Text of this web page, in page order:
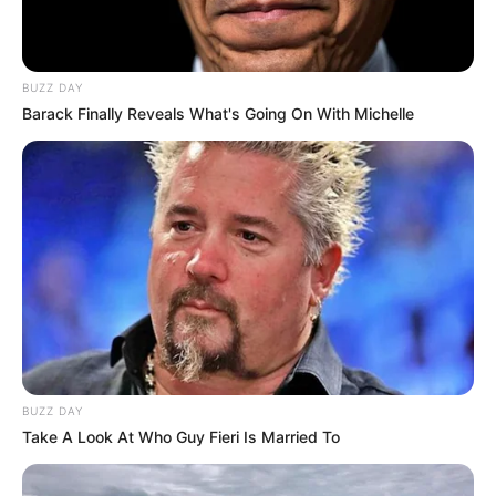
acceso a la pluralidad en los contenidos.
Le puede interesar:Recompensa de hasta $20 millones
Dabeiba
Las líneas de participación incluyen apoyos para la
exhibición de cortometrajes, largometrajes, cine
expandido y obras comunitarias, así como para procesos
de formación de audiencias.
Según la Alcaldía, actualmente, la Convocatoria de
Fomento y Estímulos para el Arte y la Cultura 2025
3.000 participantes,
cifra que representa un
crecimiento significativo frente a los 2.035 del año
anterior.
para la solicitud de mentorías y el cronograma de fechas
BUZZ DAY
Barack Finally Reveals What's Going On With Michelle
BUZZ DAY
Take A Look At Who Guy Fieri Is Married To